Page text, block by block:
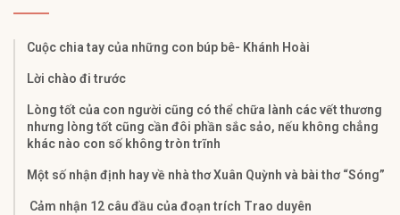
Cuộc chia tay của những con búp bê- Khánh Hoài
Lời chào đi trước
Lòng tốt của con người cũng có thể chữa lành các vết thương
nhưng lòng tốt cũng cần đôi phần sắc sảo, nếu không chẳng
khác nào con số không tròn trĩnh
Một số nhận định hay về nhà thơ Xuân Quỳnh và bài thơ “Sóng”
Cảm nhận 12 câu đầu của đoạn trích Trao duyên